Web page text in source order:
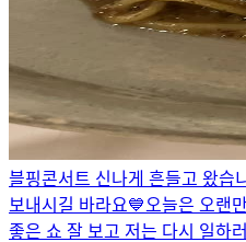
블핑콘서트 신나게 흔들고 왔습
보내시길 바라요💙 오늘은 오랜
좋은 쇼 잘 보고 저는 다시 일하